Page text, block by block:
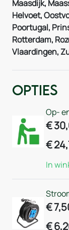
Maasdijk,
Helvoet,
Poortugal,
Rotterdam,
Vlaardingen,
Opties
Op-
€
€
In
€
€